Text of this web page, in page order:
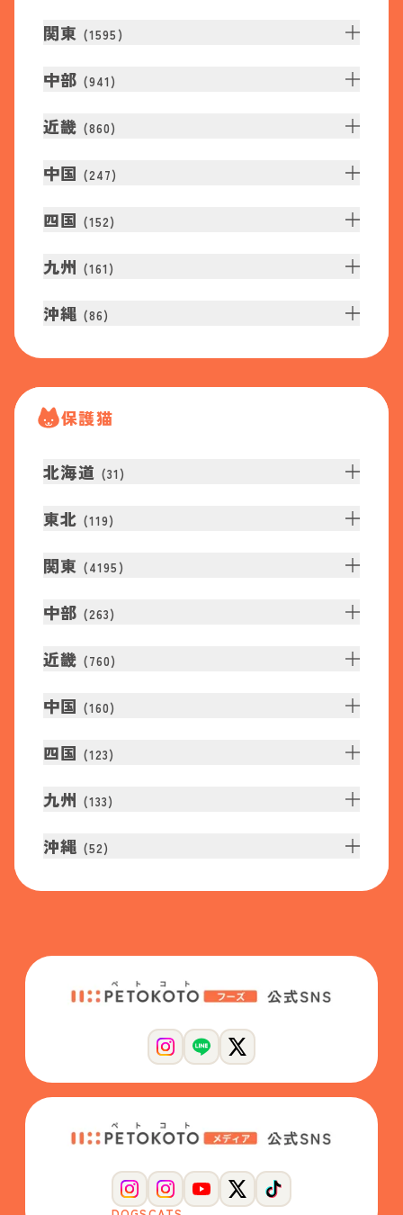
関東 (1595 )
中部 (941 )
近畿 (860)
中国 (247)
四国 (152)
九州 (161 )
沖縄 (86)
保護猫
北海道 (31 )
東北 (119)
関東 (4195 )
中部 (263)
近畿 (760)
中国 (160)
四国 (123)
九州 (133)
沖縄 (52)